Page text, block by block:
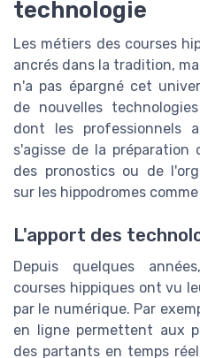
technologie
Les métiers des courses
ancrés dans la tradition,
n'a pas épargné cet
de nouvelles
dont les professionnels
s'agisse de la préparation
des pronostics ou de
sur les hippodromes
L'apport des
Depuis quelques
courses hippiques ont vu
par le numérique. Par
en ligne permettent aux
des partants en temps